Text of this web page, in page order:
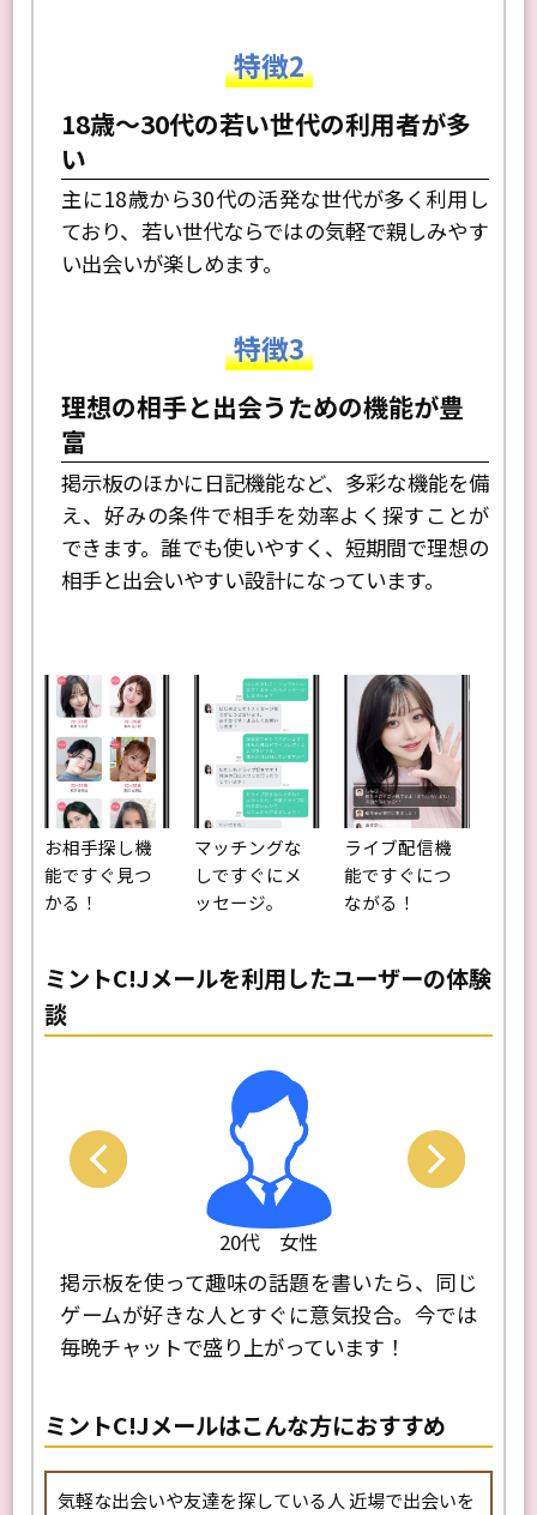
特徴2
18歳～30代の若い世代の利用者が多
い
主に18歳から30代の活発な世代が多く利用し
ており、若い世代ならではの気軽で親しみやす
特徴3
理想の相手と出会うための機能が豊
富
掲示板のほかに日記機能など、多彩な機能を備
え、好みの条件で相手を効率よく探すことが
できます。誰でも使いやすく、短期間で理想の
お相手探し機
能ですぐ見つ
マッチングな
しですぐにメ
ライブ配信機
能ですぐにつ
ミントC!Jメールを利用したユーザーの体験
談
20代 女性
板を使って趣味の話題を書いたら、同じ
ムが好きな人とすぐに意気投合。今では
新しい友達を
ールを利用し
ミントC!Jメールはこんな方におすすめ